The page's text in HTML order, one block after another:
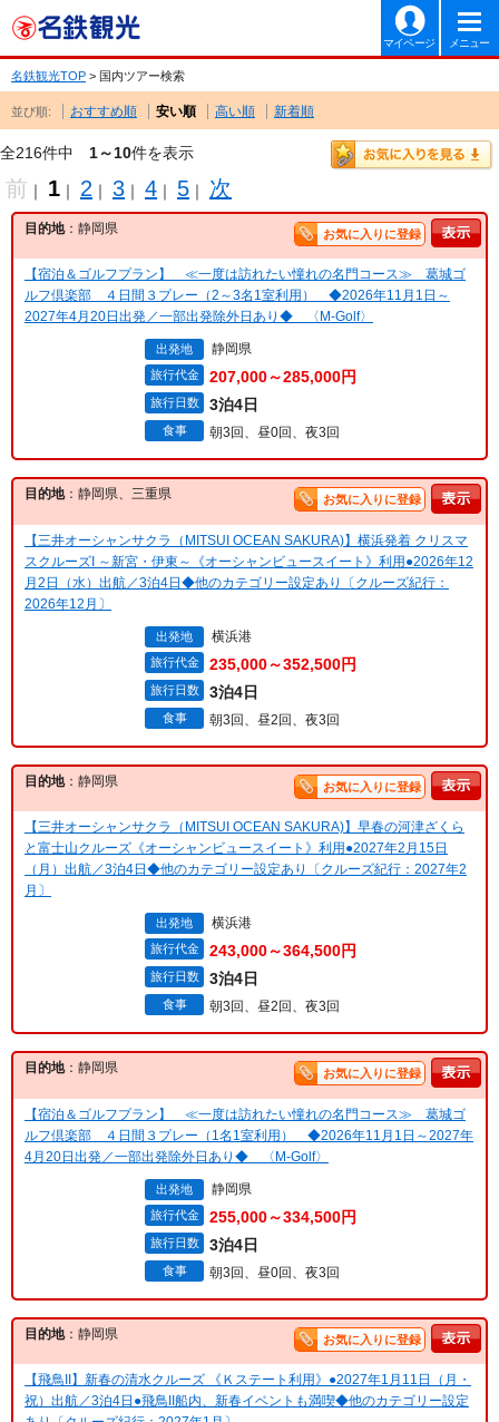
マイページ メニュー
名鉄観光TOP > 国内ツアー検索
並び順: おすすめ順 安い順 高い順 新着順
全216件中 1～10件を表示
前 ｜ 1 ｜ 2 ｜ 3 ｜ 4 ｜ 5 ｜ 次
目的地：静岡県 お気に入りに登録
【宿泊＆ゴルフプラン】 ≪一度は訪れたい憧れの名門コース≫ 葛城ゴ
ルフ倶楽部 ４日間３プレー（2～3名1室利用） ◆2026年11月1日～
2027年4月20日出発／一部出発除外日あり◆ 〈M-Golf〉
出発地 静岡県
旅行代金 207,000～285,000円
旅行日数 3泊4日
食事 朝3回、昼0回、夜3回
目的地：静岡県、三重県 お気に入りに登録
【三井オーシャンサクラ（MITSUI OCEAN SAKURA)】横浜発着 クリスマ
スクルーズI ～新宮・伊東～《オーシャンビュースイート》利用●2026年12
月2日（水）出航／3泊4日◆他のカテゴリー設定あり〔クルーズ紀行：
2026年12月〕
出発地 横浜港
旅行代金 235,000～352,500円
旅行日数 3泊4日
食事 朝3回、昼2回、夜3回
目的地：静岡県 お気に入りに登録
【三井オーシャンサクラ（MITSUI OCEAN SAKURA)】早春の河津ざくら
と富士山クルーズ《オーシャンビュースイート》利用●2027年2月15日
（月）出航／3泊4日◆他のカテゴリー設定あり〔クルーズ紀行：2027年2
月〕
出発地 横浜港
旅行代金 243,000～364,500円
旅行日数 3泊4日
食事 朝3回、昼2回、夜3回
目的地：静岡県 お気に入りに登録
【宿泊＆ゴルフプラン】 ≪一度は訪れたい憧れの名門コース≫ 葛城ゴ
ルフ倶楽部 ４日間３プレー（1名1室利用） ◆2026年11月1日～2027年
4月20日出発／一部出発除外日あり◆ 〈M-Golf〉
出発地 静岡県
旅行代金 255,000～334,500円
旅行日数 3泊4日
食事 朝3回、昼0回、夜3回
目的地：静岡県 お気に入りに登録
【飛鳥II】新春の清水クルーズ 《Ｋステート利用》●2027年1月11日（月・
祝）出航／3泊4日●飛鳥II船内、新春イベントも満喫◆他のカテゴリー設定